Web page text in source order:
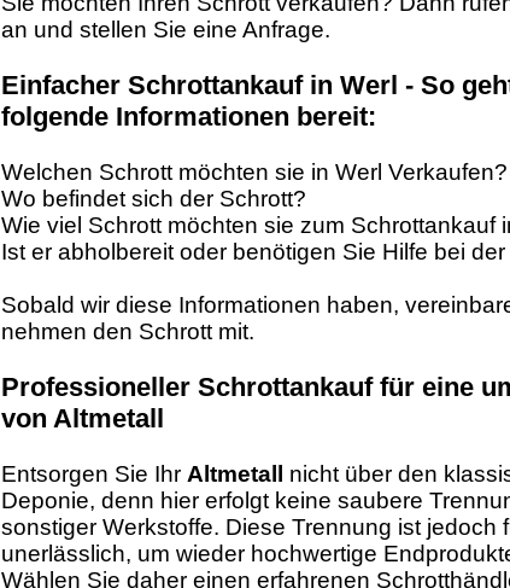
an und stellen Sie eine Anfrage.
Einfacher Schrottankauf in Werl - So
folgende Informationen bereit:
Welchen Schrott möchten sie in Werl Verkaufen?
Wo befindet sich der Schrott?
Wie viel Schrott möchten sie zum Schrottankauf
Ist er abholbereit oder benötigen Sie Hilfe bei
Sobald wir diese Informationen haben,
nehmen den Schrott mit.
Professioneller Schrottankauf für eine
von Altmetall
Entsorgen Sie Ihr Altmetall
nicht über den
Deponie, denn hier erfolgt keine saubere
sonstiger Werkstoffe. Diese Trennung ist jedoch
unerlässlich, um wieder hochwertige
Wählen Sie daher einen erfahrenen